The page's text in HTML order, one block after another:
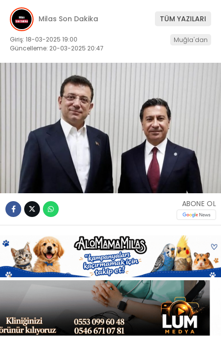
WhatsApp
İhbar Hattı
Facebook
Instagram
Youtube
GENEL
İLETIŞIM
KÜNYE
Milas Son Dakika TÜM YAZILARI
Giriş: 18-03-2025 19:00
Güncelleme: 20-03-2025 20:47
Muğla'dan
ABONE OL